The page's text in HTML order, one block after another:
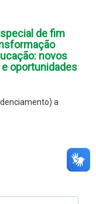
de fim
novos
oportunidades
a